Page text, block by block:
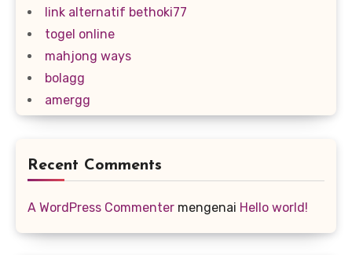
link alternatif bethoki77
togel online
mahjong ways
bolagg
amergg
Recent Comments
A WordPress Commenter mengenai Hello world!